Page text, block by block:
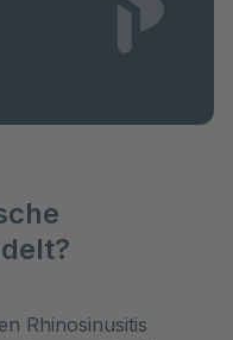
Rhinosinusitis